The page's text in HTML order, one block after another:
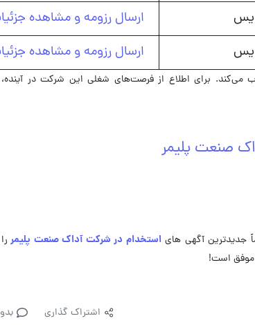
ارسال رزومه و مشاهده
ارسال رزومه و مشاهده
در ۵ ردیف شغلی نیرو جذب می‌کند. برای اطلاع از فرصت‌های شغلی این شرکت در
صنعت پلیمر
جدیدترین آگهی هایاستخدام در شرکت آداک صنعت پلیمر
موفق است!
اشتراک گذاری